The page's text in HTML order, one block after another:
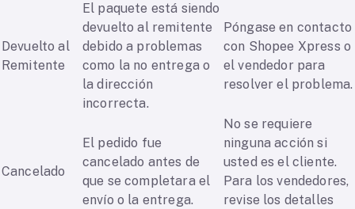
Devuelto al
Remitente
El paquete está siendo
devuelto al remitente
debido a problemas
como la no entrega o
la dirección
incorrecta.
Póngase en contacto
con Shopee Xpress o
el vendedor para
resolver el problema.
Cancelado
El pedido fue
cancelado antes de
que se completara el
envío o la entrega.
No se requiere
ninguna acción si
usted es el cliente.
Para los vendedores,
revise los detalles